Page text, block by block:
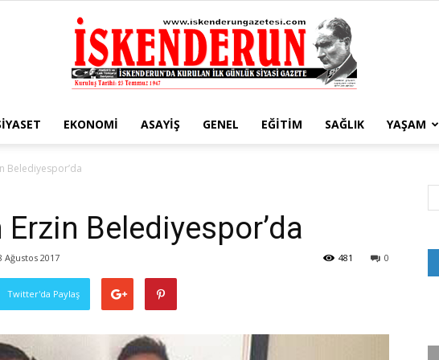
EKONOMI ASAYIŞ GENEL EĞITIM SAĞLIK YAŞAM
Belediyespor’da
Belediyespor’da
Ağustos 2017 0
481
Twitter'da Paylaş